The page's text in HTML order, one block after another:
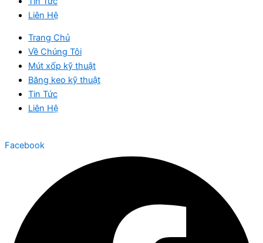
Liên Hệ
Trang Chủ
Về Chúng Tôi
Mút xốp kỹ thuật
Băng keo kỹ thuật
Tin Tức
Liên Hệ
Facebook